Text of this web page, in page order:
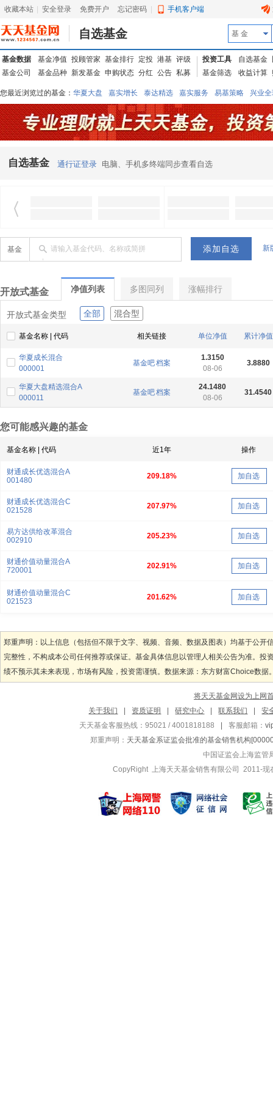
收藏本站 安全登录 免费开户 忘记密码 手机客户端
自选基金 基 金
基金数据 基金净值 投顾管家 基金排行 定投 港基 评级
基金公司
基金品种 新发基金 申购状态 分红 公告 私募
投资工具 自选基金
基金筛选
收益计算
您最近浏览过的基金： 华夏大盘 嘉实增长 泰达精选 嘉实服务 易基策略 兴业
信诚蓝筹 华夏优势 汇丰龙腾 华夏红利 易基中小盘 银华优质 中银中国 广发
东吴动力
自选基金 通行证登录 电脑、手机多终端同步查看自选
基金 请输入基金代码、名称或简拼 新
开放式基金 净值列表 多图同列 涨幅排行
开放式基金类型 全部 混合型
基金名称 | 代码 相关链接 单位净值 累计净值
华夏成长混合
000001
基金吧档案
1.3150
08-06
3.8880
华夏大盘精选混合A
000011
基金吧档案
24.1480
08-06
31.4540
您可能感兴趣的基金
基金名称 | 代码 近1年 操作
财通成长优选混合A
001480
209.18% 加自选
财通成长优选混合C
021528
207.97% 加自选
易方达供给改革混合
002910
205.23% 加自选
财通价值动量混合A
720001
202.91% 加自选
财通价值动量混合C
021523
201.62% 加自选
郑重声明：以上信息（包括但不限于文字、视频、音频、数据及图表）均基于公
完整性，不构成本公司任何推荐或保证。基金具体信息以管理人相关公告为准。
绩不预示其未来表现，市场有风险，投资需谨慎。数据来源：东方财富Choice数据
将天天基金网设为上网
关于我们
资质证明 研究中心 联系我们
安
天天基金客服热线：95021 / 4001818188
客服邮箱：
郑重声明： 天天基金系证监会批准的基金销售机构
中国证监会上海监管
CopyRight 上海天天基金销售有限公司 2011-